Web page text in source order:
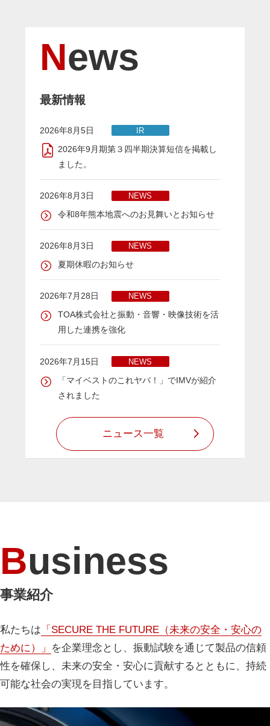
News
最新情報
2026年8月5日 IR
2026年9月期第３四半期決算短信を掲載し
ました。
2026年8月3日 NEWS
令和8年熊本地震へのお見舞いとお知らせ
2026年8月3日 NEWS
夏期休暇のお知らせ
2026年7月28日 NEWS
TOA株式会社と振動・音響・映像技術を活
用した連携を強化
2026年7月15日 NEWS
「マイベストのこれヤバ！」でIMVが紹介
されました
ニュース一覧
Business
事業紹介
私たちは 「SECURE THE FUTURE（未来の安全・安心の
ために）」
を企業理念とし、振動試験を通じて製品の信頼
性を確保し、未来の安全・安心に貢献するとともに、持続
可能な社会の実現を目指しています。